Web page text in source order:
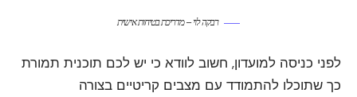
רבקה לוי – מדריכת בטיחות אישית
לפני כניסה למועדון, חשוב לוודא כי יש לכם תוכנית תמורת
כך שתוכלו להתמודד עם מצבים קריטיים בצורה